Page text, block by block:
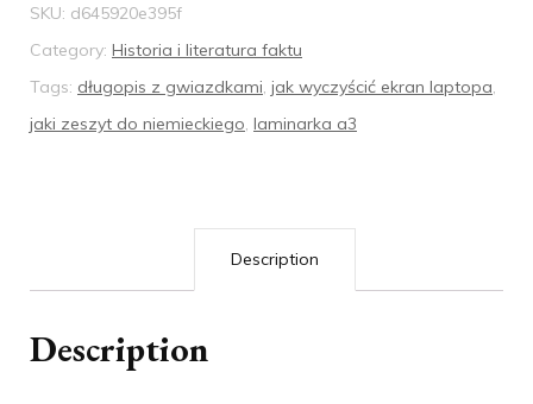
SKU: d645920e395f
Category: Historia i literatura faktu
Tags: długopis z gwiazdkami jak wyczyścić ekran laptopa
jaki zeszyt do niemieckiego laminarka a3
Description
Description